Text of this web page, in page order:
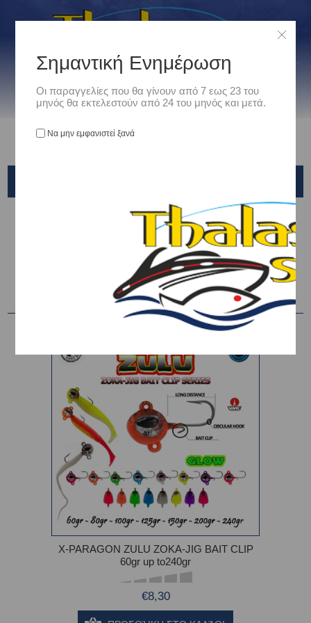
ΖΟΚΕΣ - JIG HEADS / ΖΟΚΕΣ / X-PARAGON /
ZULU SERIES
X-PARAGON ZULU ZOKA-JIG BAIT CLIP
60gr up to240gr
€8,30
Σημαντική Ενημέρωση
Οι παραγγελίες που θα γίνουν από 7 εως 23 του
μηνός θα εκτελεστούν από 24 του μηνός και μετά.
Να μην εμφανιστεί ξανά